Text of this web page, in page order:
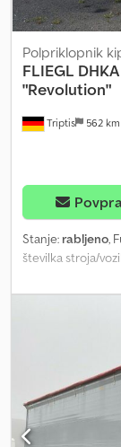
Triptis 562 km
Polpriklopnik
FLIEGL
"Revolution"
Stanje: rabljeno,
številka stroja/
največja
kg, konfiguracija
,
,
vzmetenje:zrak,
pnevmatik:
photos. The